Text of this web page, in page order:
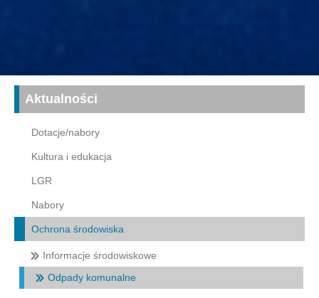
Aktualności
Dotacje/nabory
Kultura i edukacja
LGR
Nabory
Ochrona środowiska
Informacje środowiskowe
Odpady komunalne